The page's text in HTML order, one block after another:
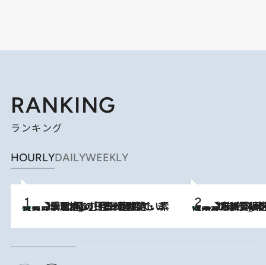
RANKING
ランキング
HOURLYDAILYWEEKLY
2 Hours Ago
【大分・別府】「今一番おいしい食材を調理する」1日2組限定・ミシュラン2ツ星の日本料理店で、素材と四季を愉しむ極上の時間 2 Hours Ago
《みずみずしい桃が丸ごと》東京の“あの有名洋菓子シェフ”の下で修業したパティシエが腕を振るう、珠玉の夏限定パフェを堪能！【大分市】